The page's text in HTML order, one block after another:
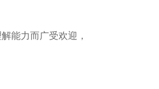
能力而广受欢迎，